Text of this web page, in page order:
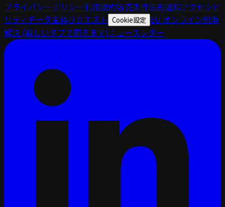
プライバシーポリシー利用規約販売条件法的通知アクセシビ
リティデータ主体リクエスト Cookie設定 EU オンライン紛争
解決 (新しいタブで開きます)ニュースレター